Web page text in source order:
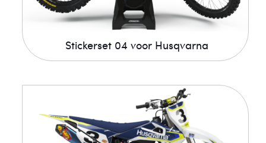
Stickerset 04 voor Husqvarna